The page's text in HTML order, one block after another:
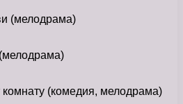
(мелодрама)
(комедия, мелодрама)